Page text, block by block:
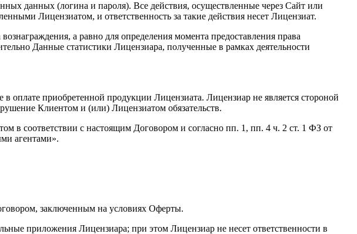
данных (логина и пароля). Все действия, осуществленные через Сайт или
Лицензиатом, и ответственность за такие действия несет Лицензиат.
а равно для определения момента предоставления права
Данные статистики Лицензиара, полученные в рамках деятельности
оплате приобретенной продукции Лицензиата. Лицензиар не является стороной
Клиентом и (или) Лицензиатом обязательств.
в соответствии с настоящим Договором и согласно пп. 1, пп. 4 ч. 2 ст. 1 ФЗ от
агентами».
заключенным на условиях Оферты.
приложения Лицензиара; при этом Лицензиар не несет ответственности в